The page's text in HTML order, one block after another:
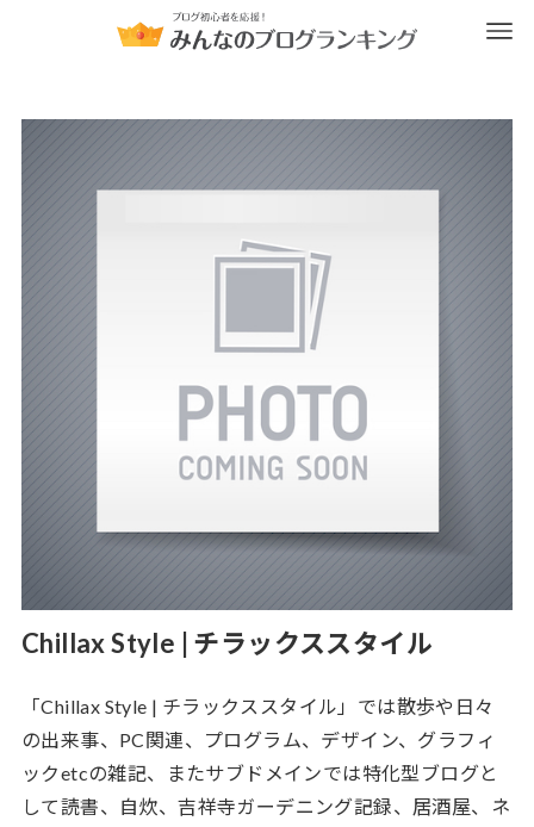
Chillax Style | チラックススタイル
「Chillax Style | チラックススタイル」では散歩や日々
の出来事、PC関連、プログラム、デザイン、グラフィ
ックetcの雑記、またサブドメインでは特化型ブログと
して読書、自炊、吉祥寺ガーデニング記録、居酒屋、ネ